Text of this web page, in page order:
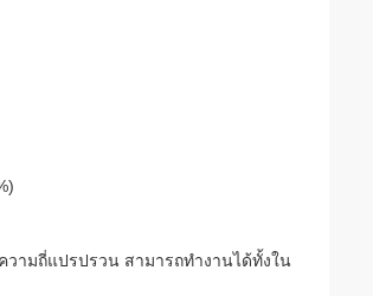
ามถี่แปรปรวน สามารถทํางานได้ทั้งใน